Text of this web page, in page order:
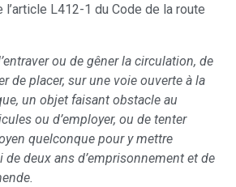
L412-1 du Code de la route
ou de gêner la circulation, de
de placer, sur une voie ouverte à la
un objet faisant obstacle au
ou d’employer, ou de tenter
quelconque pour y mettre
de deux ans d’emprisonnement et de